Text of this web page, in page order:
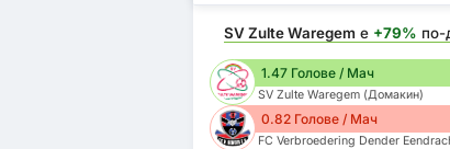
SV Zulte Waregem е +79% по-
1.47 Голове / Мач
SV Zulte Waregem (Домакин)
0.82 Голове / Мач
FC Verbroedering Dender